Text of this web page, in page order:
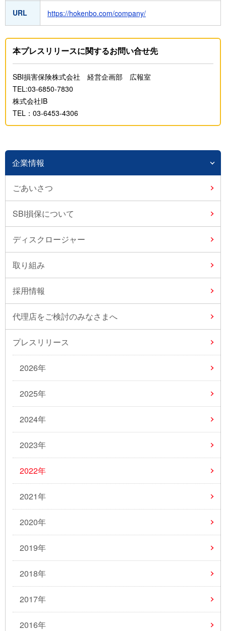
URL https://hokenbo.com/company/
本プレスリリースに関するお問い合せ先
SBI損害保険株式会社 経営企画部 広報室
TEL:03-6850-7830
株式会社IB
TEL：03-6453-4306
企業情報
ごあいさつ
SBI損保について
ディスクロージャー
取り組み
採用情報
代理店をご検討のみなさまへ
プレスリリース
2026年
2025年
2024年
2023年
2022年
2021年
2020年
2019年
2018年
2017年
2016年